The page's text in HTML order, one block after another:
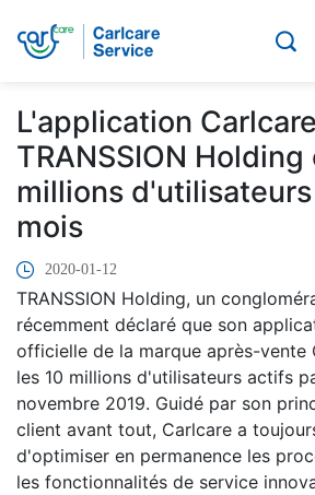
L'application
TRANSSION
millions
mois
2020-01-12
TRANSSION Holding, un
récemment déclaré que son
officielle de la marque après-vente
les 10 millions d'utilisateurs actifs
novembre 2019. Guidé par son
client avant tout, Carlcare a
d'optimiser en permanence les
les fonctionnalités de service